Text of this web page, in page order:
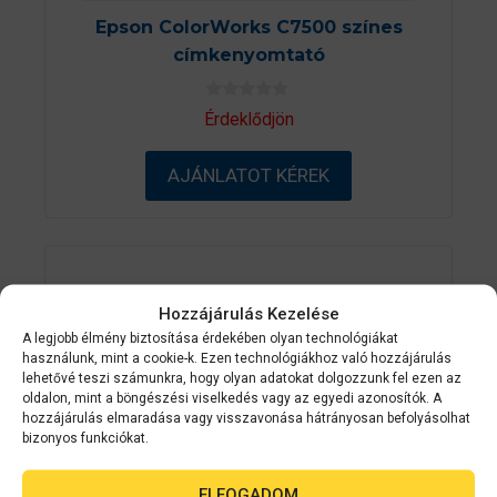
Hozzájárulás Kezelése
A legjobb élmény biztosítása érdekében olyan technológiákat
használunk, mint a cookie-k. Ezen technológiákhoz való hozzájárulás
lehetővé teszi számunkra, hogy olyan adatokat dolgozzunk fel ezen az
oldalon, mint a böngészési viselkedés vagy az egyedi azonosítók. A
hozzájárulás elmaradása vagy visszavonása hátrányosan befolyásolhat
bizonyos funkciókat.
Epson ColorWorks C7500 színes
címkenyomtató
0
a
-
ő
Érdeklődjön
AJÁNLATOT KÉREK